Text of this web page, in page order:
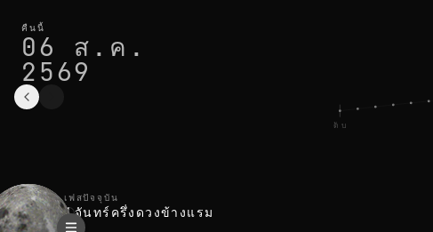
คืนนี้
06 ส.ค.
2569
ดับ
เฟสปัจจุบัน
จันทร์ครึ่งดวงข้างแรม